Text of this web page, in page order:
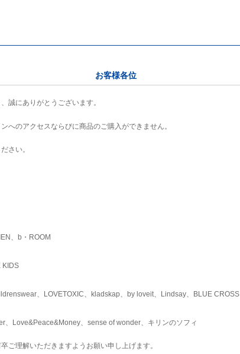
お客様各位
誠にありがとうございます。
へのアクセスならびに商品のご購入ができません。
さい。
、b・ROOM
KIDS
、LOVETOXIC、kladskap、by loveit、Lindsay、BLUE CROSS
、Love&Peace&Money、sense of wonder、キリンのソフィ
ご理解いただきますようお願い申し上げます。